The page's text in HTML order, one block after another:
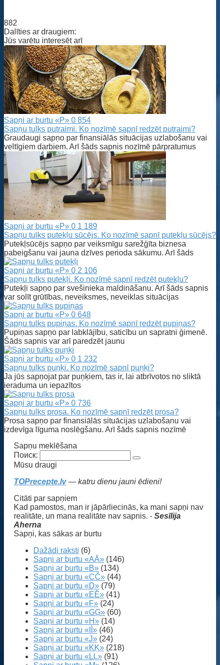
882
Dalīties ar draugiem:
Jūs varētu interesēt arī
Sapņi ar burtu «P» 0 854
Sapņu tulks putraimi. Ko nozīmē sapnī redzēt putraimi?
Graudaugi sapņo par finansiālās situācijas uzlabošanu vai
veltīgiem darbiem. Arī šāds sapnis nozīmē pārpratumus
Sapņi ar burtu «P» 0 1 189
Sapņu tulks putekļu sūcējs. Ko nozīmē sapnī putekļu sūcējs?
Putekļsūcējs sapņo par veiksmīgu sarežģīta biznesa
pabeigšanu vai jauna dzīves perioda sākumu. Arī šāds
Sapņi ar burtu «P» 0 2 106
Sapņu tulks putekļi. Ko nozīmē sapnī redzēt putekļu?
Putekļi sapņo par svešinieka maldināšanu. Arī šāds sapnis
var solīt grūtības, neveiksmes, neveiklas situācijas
Sapņi ar burtu «P» 0 648
Sapņu tulks pupiņas. Ko nozīmē sapnī redzēt pupiņas?
Pupiņas sapņo par labklājību, saticību un sapratni ģimenē.
Šāds sapnis var arī paredzēt jaunu
Sapņi ar burtu «P» 0 1 232
Sapņu tulks puņķi. Ko nozīmē sapnī puņķi?
Ja jūs sapņojat par puņķiem, tas ir, lai atbrīvotos no sliktā
ieraduma un iepazītos
Sapņi ar burtu «P» 0 736
Sapņu tulks prosa. Ko nozīmē sapnī redzēt prosa?
Prosa sapņo par finansiālās situācijas uzlabošanu vai
izdevīga līguma noslēgšanu. Arī šāds sapnis nozīmē
Sapņu meklēšana
Поиск:
Mūsu draugi
TOPrecepte.lv— katru dienu jauni ēdieni!
Citāti par sapņiem
Kad pamostos, man ir jāpārliecinās, ka mani sapņi nav
realitāte, un mana realitāte nav sapnis. - Sesīlija
Aherna
Sapņi, kas sākas ar burtu
Dažādi raksti (6)
Sapņi ar burtu «AĀ» (146)
Sapņi ar burtu «B» (134)
Sapņi ar burtu «CČ» (44)
Sapņi ar burtu «D» (79)
Sapņi ar burtu «EĒ» (41)
Sapņi ar burtu «F» (24)
Sapņi ar burtu «GĢ» (60)
Sapņi ar burtu «H» (14)
Sapņi ar burtu «IĪ» (46)
Sapņi ar burtu «J» (24)
Sapņi ar burtu «KĶ» (218)
Sapņi ar burtu «LĻ» (91)